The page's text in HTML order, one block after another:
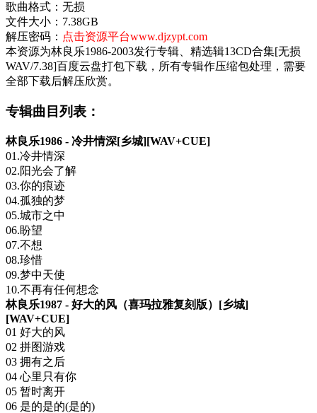
歌曲格式：无损
文件大小：7.38GB
解压密码： 点击资源平台www.djzypt.com
本资源为林良乐1986-2003发行专辑、精选辑13CD合集[无损
WAV/7.38]百度云盘打包下载，所有专辑作压缩包处理，需要
全部下载后解压欣赏。
专辑曲目列表：
林良乐1986 - 冷井情深[乡城][WAV+CUE]
01.冷井情深
02.阳光会了解
03.你的痕迹
04.孤独的梦
05.城市之中
06.盼望
07.不想
08.珍惜
09.梦中天使
10.不再有任何想念
林良乐1987 - 好大的风（喜玛拉雅复刻版）[乡城]
[WAV+CUE]
01 好大的风
02 拼图游戏
03 拥有之后
04 心里只有你
05 暂时离开
06 是的是的(是的)